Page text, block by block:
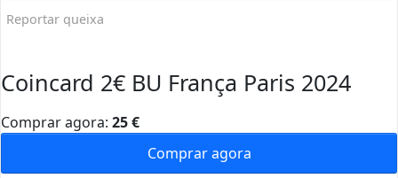
Reportar queixa
Coincard 2€ BU França Paris 2024
Comprar agora: 25€
Comprar agora